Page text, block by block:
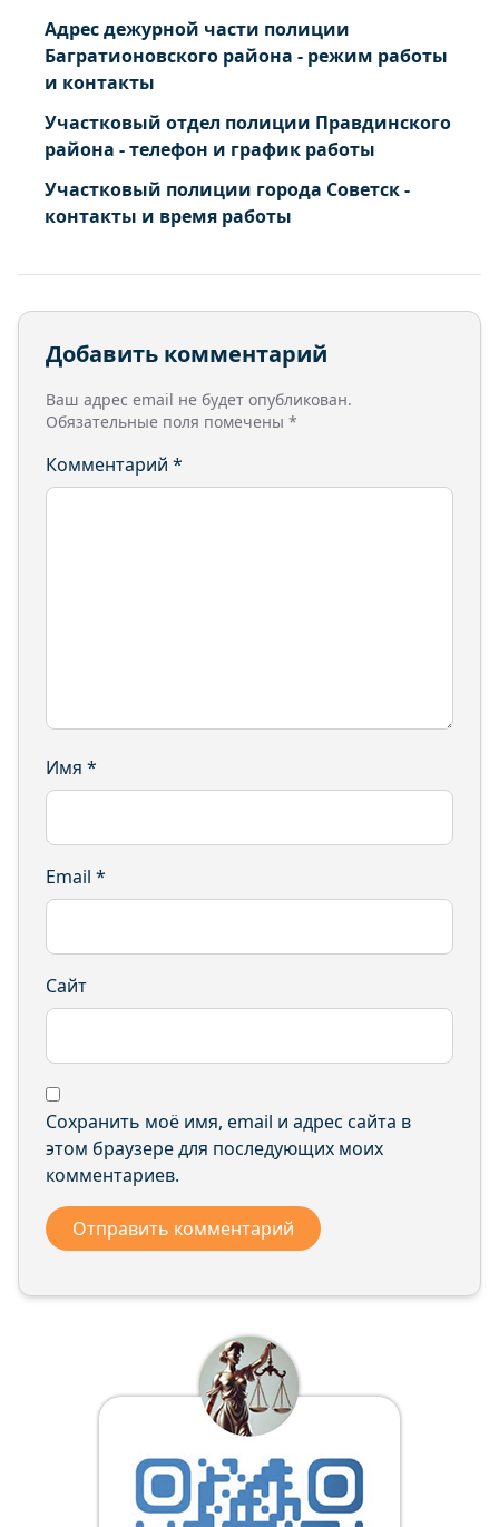
Адрес дежурной части полиции
Багратионовского района - режим работы
и контакты
Участковый отдел полиции Правдинского
района - телефон и график работы
Участковый полиции города Советск -
контакты и время работы
Добавить комментарий
Ваш адрес email не будет опубликован.
Обязательные поля помечены *
Комментарий *
Имя *
Email *
Сайт
Сохранить моё имя, email и адрес сайта в
этом браузере для последующих моих
комментариев.